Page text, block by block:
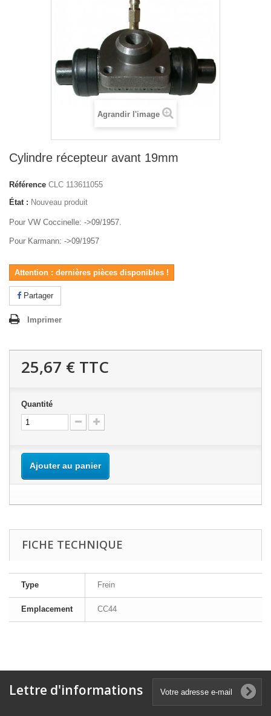
Agrandir l'image
Cylindre récepteur avant 19mm
Référence CLC 113611055
État : Nouveau produit
Pour VW Coccinelle: ->09/1957.
Pour Karmann: ->09/1957
Attention : dernières pièces disponibles !
Partager
Imprimer
25,67 € TTC
Quantité
Ajouter au panier
FICHE TECHNIQUE
Type Frein
Emplacement CC44
Lettre d'informations